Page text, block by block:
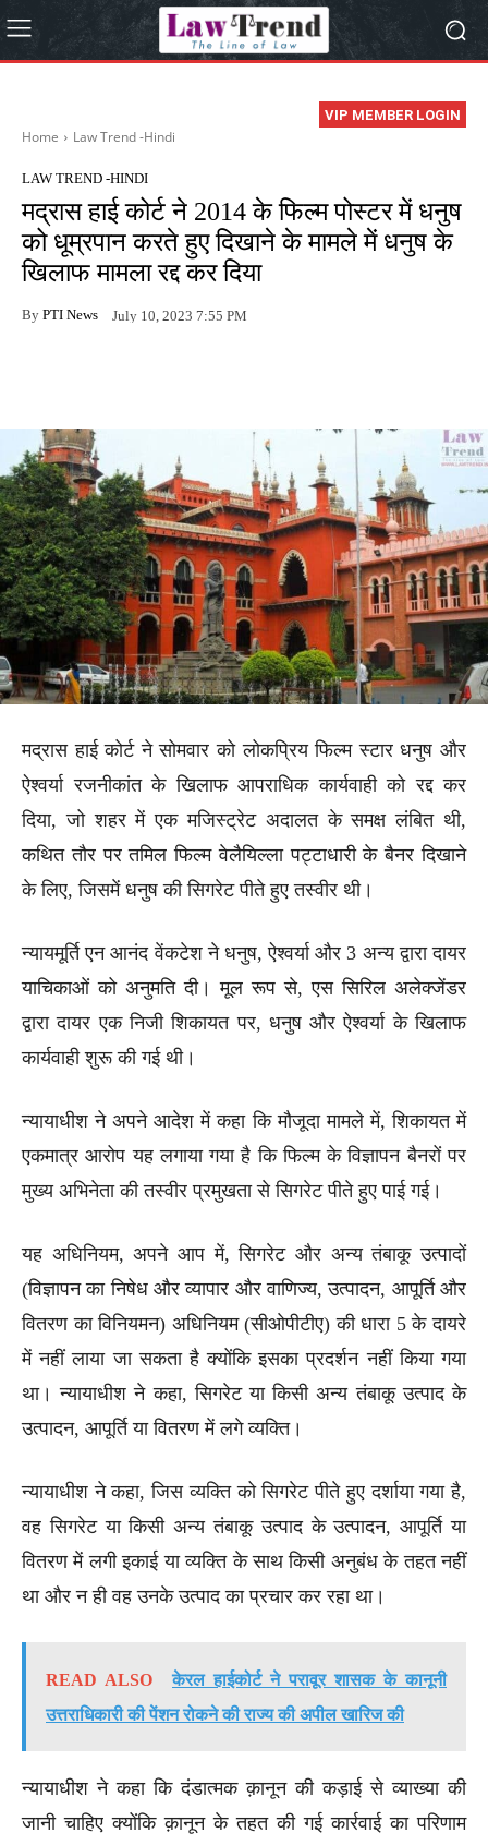
VIP MEMBER LOGIN
Home Law Trend -Hindi
LAW TREND -HINDI
मद्रास हाई कोर्ट ने 2014 के फिल्म पोस्टर में धनुष
को धूम्रपान करते हुए दिखाने के मामले में धनुष के
खिलाफ मामला रद्द कर दिया
By PTI News July 10, 2023 7:55 PM
मद्रास हाई कोर्ट ने सोमवार को लोकप्रिय फिल्म स्टार धनुष और
ऐश्वर्या रजनीकांत के खिलाफ आपराधिक कार्यवाही को रद्द कर
दिया, जो शहर में एक मजिस्ट्रेट अदालत के समक्ष लंबित थी,
कथित तौर पर तमिल फिल्म वेलैयिल्ला पट्टाधारी के बैनर दिखाने
के लिए, जिसमें धनुष की सिगरेट पीते हुए तस्वीर थी।
न्यायमूर्ति एन आनंद वेंकटेश ने धनुष, ऐश्वर्या और 3 अन्य द्वारा दायर
याचिकाओं को अनुमति दी। मूल रूप से, एस सिरिल अलेक्जेंडर
द्वारा दायर एक निजी शिकायत पर, धनुष और ऐश्वर्या के खिलाफ
कार्यवाही शुरू की गई थी।
न्यायाधीश ने अपने आदेश में कहा कि मौजूदा मामले में, शिकायत में
एकमात्र आरोप यह लगाया गया है कि फिल्म के विज्ञापन बैनरों पर
मुख्य अभिनेता की तस्वीर प्रमुखता से सिगरेट पीते हुए पाई गई।
यह अधिनियम, अपने आप में, सिगरेट और अन्य तंबाकू उत्पादों
(विज्ञापन का निषेध और व्यापार और वाणिज्य, उत्पादन, आपूर्ति और
वितरण का विनियमन) अधिनियम (सीओपीटीए) की धारा 5 के दायरे
में नहीं लाया जा सकता है क्योंकि इसका प्रदर्शन नहीं किया गया
था। न्यायाधीश ने कहा, सिगरेट या किसी अन्य तंबाकू उत्पाद के
उत्पादन, आपूर्ति या वितरण में लगे व्यक्ति।
न्यायाधीश ने कहा, जिस व्यक्ति को सिगरेट पीते हुए दर्शाया गया है,
वह सिगरेट या किसी अन्य तंबाकू उत्पाद के उत्पादन, आपूर्ति या
वितरण में लगी इकाई या व्यक्ति के साथ किसी अनुबंध के तहत नहीं
था और न ही वह उनके उत्पाद का प्रचार कर रहा था।
READ ALSO
केरल हाईकोर्ट ने परावूर शासक के कानूनी
उत्तराधिकारी की पेंशन रोकने की राज्य की अपील खारिज की
न्यायाधीश ने कहा कि दंडात्मक क़ानून की कड़ाई से व्याख्या की
जानी चाहिए क्योंकि क़ानून के तहत की गई कार्रवाई का परिणाम